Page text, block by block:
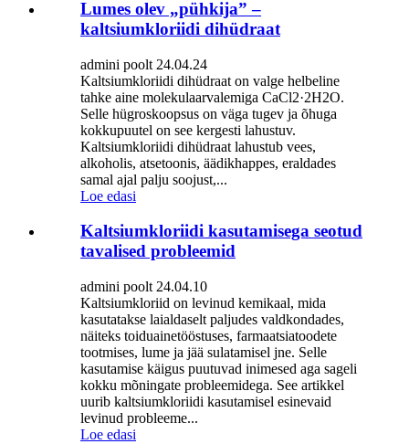
Lumes olev „pühkija” –
kaltsiumkloriidi dihüdraat
admini poolt 24.04.24
Kaltsiumkloriidi dihüdraat on valge helbeline
tahke aine molekulaarvalemiga CaCl2·2H2O.
Selle hügroskoopsus on väga tugev ja õhuga
kokkupuutel on see kergesti lahustuv.
Kaltsiumkloriidi dihüdraat lahustub vees,
alkoholis, atsetoonis, äädikhappes, eraldades
samal ajal palju soojust,...
Loe edasi
Kaltsiumkloriidi kasutamisega seotud
tavalised probleemid
admini poolt 24.04.10
Kaltsiumkloriid on levinud kemikaal, mida
kasutatakse laialdaselt paljudes valdkondades,
näiteks toiduainetööstuses, farmaatsiatoodete
tootmises, lume ja jää sulatamisel jne. Selle
kasutamise käigus puutuvad inimesed aga sageli
kokku mõningate probleemidega. See artikkel
uurib kaltsiumkloriidi kasutamisel esinevaid
levinud probleeme...
Loe edasi